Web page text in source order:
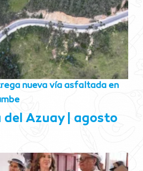
nueva vía asfaltada en
del Azuay
agosto